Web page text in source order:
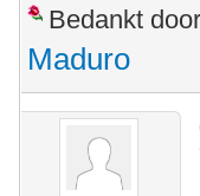
Bedankt
Maduro